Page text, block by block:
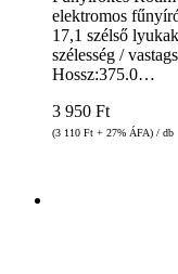
elektromos
17,1 szélső
szélesség /
Hossz:375.0…
3 950 Ft
(3 110 Ft + 27% ÁFA) / db